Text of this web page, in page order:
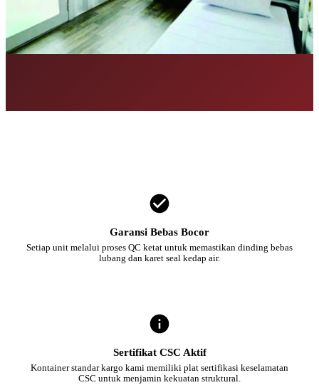
Garansi Bebas Bocor
Setiap unit melalui proses QC ketat untuk memastikan dinding bebas
lubang dan karet seal kedap air.
Sertifikat CSC Aktif
Kontainer standar kargo kami memiliki plat sertifikasi keselamatan
CSC untuk menjamin kekuatan struktural.